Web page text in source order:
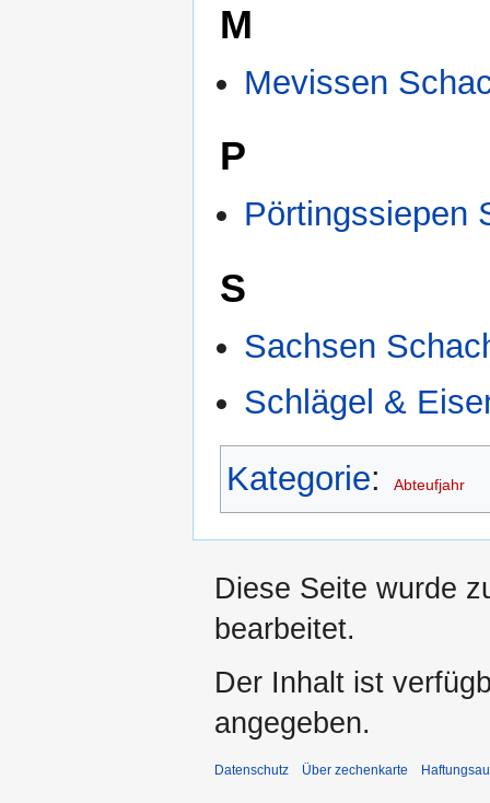
M
Mevissen
P
Pörtingssiepen
S
Sachsen
Schlägel &
Kategorie: Abteufjahr
Diese Seite wurde
bearbeitet.
Der Inhalt ist
angegeben.
Datenschutz Über zechenkarte